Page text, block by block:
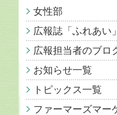
女性部
広報誌「ふれあい」
広報担当者のブロ
お知らせ一覧
トピックス一覧
ファーマーズマー